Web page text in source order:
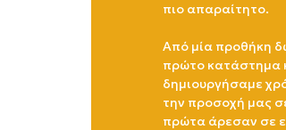
πιο απαραίτητο.
Από μία προθήκη
πρώτο κατάστημα
δημιουργήσαμε
την προσοχή μας
πρώτα άρεσαν σε